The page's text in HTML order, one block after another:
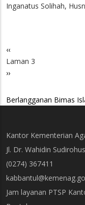
Inganatus Solihah,
Pagination
Halaman
sebelumnya
‹‹
Laman 3
Halaman
››
Berlangganan Bimas
Kantor Kementerian
Jl. Dr. Wahidin
(0274) 367411
Jam layanan PTSP